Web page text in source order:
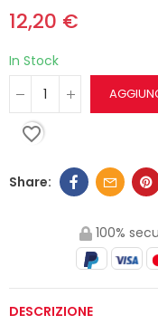
12,20 €
In Stock
favorite_border
100%
DESCRIZIONE